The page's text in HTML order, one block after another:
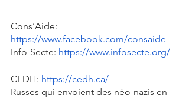
Cons’Aide:
https://www.facebook.com/consaide
Info-Secte: https://www.infosecte.org/
CEDH: https://cedh.ca/
Russes qui envoient des néo-nazis en